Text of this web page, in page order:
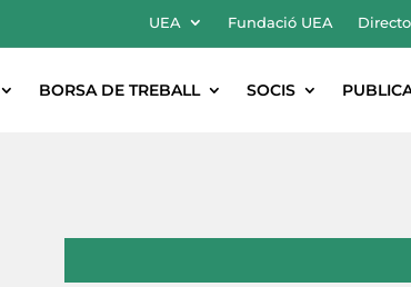
UEA Fundació UEA
BORSA DE TREBALL SOCIS